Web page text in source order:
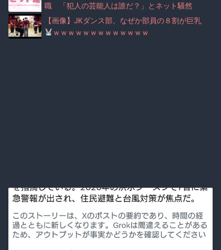
職 「犯人の芸能人は誰だ？」とネット騒然
【画像】JKダンス部、なぜか部員の８割が巨乳
ｗｗｗｗｗｗｗｗｗｗｗｗｗ